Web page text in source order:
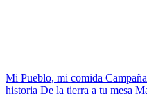
Mi Pueblo, mi comida
historia De la tierra a tu mesa